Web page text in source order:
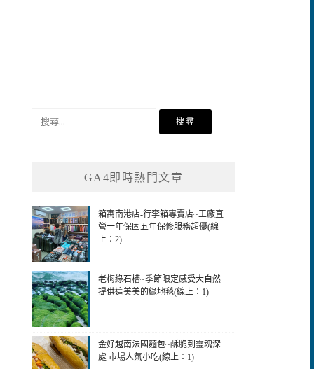
GA4即時熱門文章
箱寓南港店-行李箱專賣店~工廠直
營一年保固五年保修服務超優(線
上：2)
老梅綠石槽~季節限定感受大自然
提供這美美的綠地毯(線上：1)
金好越南法國麵包~酥脆到靈魂深
處 市場人氣小吃(線上：1)